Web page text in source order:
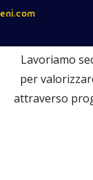
eni.com
Lavoriamo
per
attraverso